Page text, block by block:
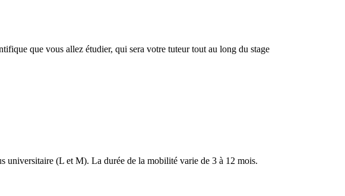
que vous allez étudier, qui sera votre tuteur tout au long du stage
universitaire (L et M). La durée de la mobilité varie de 3 à 12 mois.